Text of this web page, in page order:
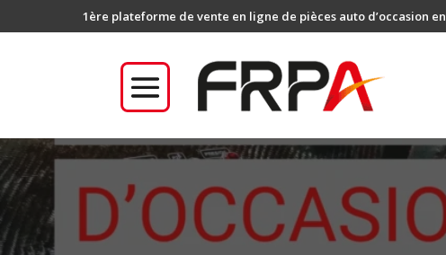
1ère plateforme de vente en ligne de pièces auto d’occasion